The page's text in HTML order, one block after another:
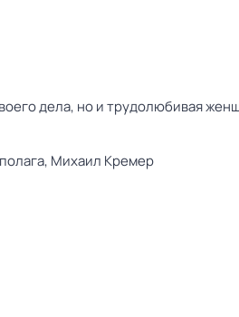
дела, но и трудолюбивая
Михаил Кремер